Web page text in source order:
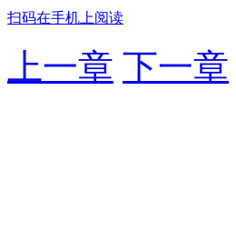
扫码在手机上阅读
上一章 下一章